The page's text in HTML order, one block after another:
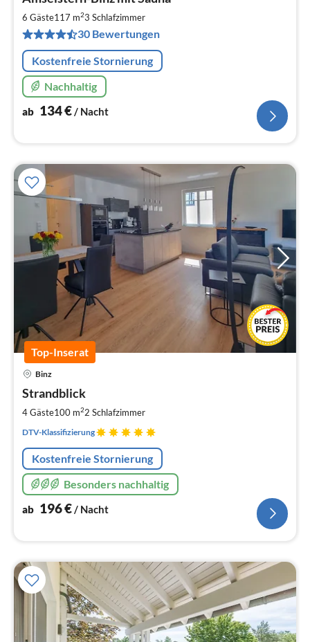
6 Gäste117 m23 Schlafzimmer
30 Bewertungen
Kostenfreie Stornierung
Nachhaltig
ab 134€/ Nacht
Top-Inserat
Binz
Strandblick
4 Gäste100 m22 Schlafzimmer
DTV-Klassifizierung
Kostenfreie Stornierung
Besonders nachhaltig
ab 196€/ Nacht